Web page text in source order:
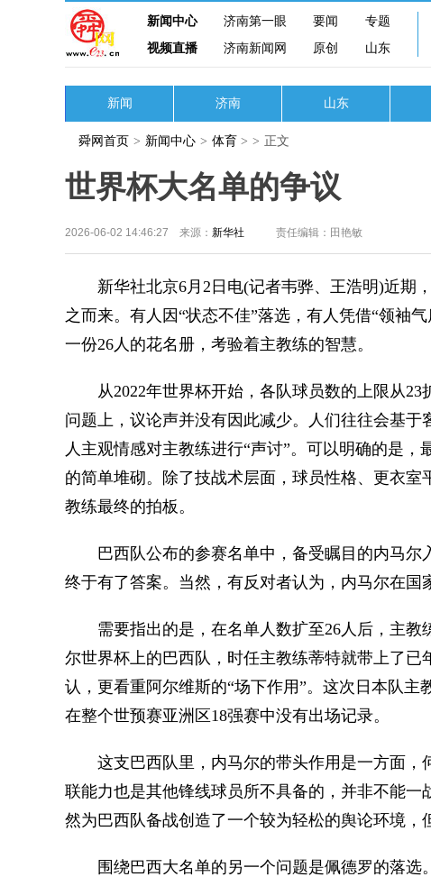
新闻中心 济南第一眼 要闻
专题
视频直播
济南新闻网 原创 山东
新闻 济南 山东
舜网首页 > 新闻中心 > 体育 > > 正文
世界杯大名单的争议
2026-06-02 14:46:27 来源： 新华社 责任编辑：田艳敏
新华社北京6月2日电(记者韦骅、王浩明)近期
之而来。有人因“状态不佳”落选，有人凭借“领袖
一份26人的花名册，考验着主教练的智慧。
从2022年世界杯开始，各队球员数的上限从23
问题上，议论声并没有因此减少。人们往往会基
人主观情感对主教练进行“声讨”。可以明确的是
的简单堆砌。除了技战术层面，球员性格、更衣
教练最终的拍板。
巴西队公布的参赛名单中，备受瞩目的内马尔
终于有了答案。当然，有反对者认为，内马尔在国
需要指出的是，在名单人数扩至26人后，主教
尔世界杯上的巴西队，时任主教练蒂特就带上了
认，更看重阿尔维斯的“场下作用”。这次日本队
在整个世预赛亚洲区18强赛中没有出场记录。
这支巴西队里，内马尔的带头作用是一方面，
联能力也是其他锋线球员所不具备的，并非不能
然为巴西队备战创造了一个较为轻松的舆论环境，
围绕巴西大名单的另一个问题是佩德罗的落选